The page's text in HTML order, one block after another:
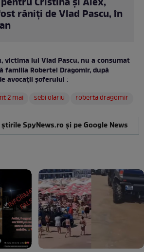
răniți de Vlad Pascu, în
victima lui Vlad Pascu, nu a consumat
familia Robertei Dragomir, după
avocații șoferului :
2 mai sebi olariu roberta dragomir
SpyNews.ro și pe Google News